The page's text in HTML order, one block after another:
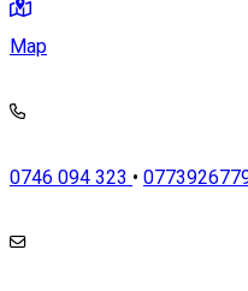
Map
0746 094 323 •